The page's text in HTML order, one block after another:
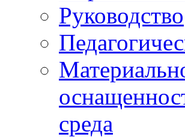
Руководство
среда